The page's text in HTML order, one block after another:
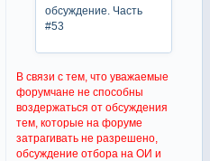
обсуждение. Часть
#53
В связи с тем, что уважаемые
форумчане не способны
воздержаться от обсуждения
тем, которые на форуме
затрагивать не разрешено,
обсуждение отбора на ОИ и